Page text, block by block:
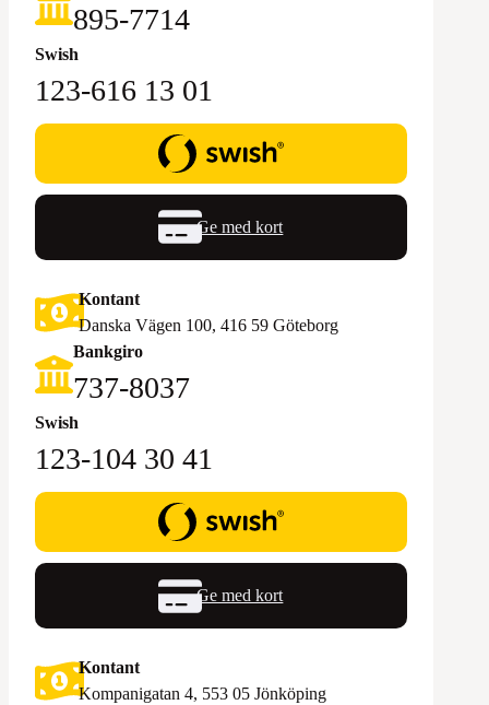
895-7714‬
Swish
123-616 13 01
Ge med kort
Kontant
Danska Vägen 100, 416 59 Göteborg
Bankgiro
‪737-8037‬
Swish
123-104 30 41
Ge med kort
Kontant
Kompanigatan 4, 553 05 Jönköping